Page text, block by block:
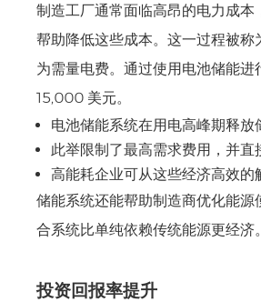
制造工厂通常面临高昂的电力成
帮助降低这些成本。这一过程被
为需量电费。通过使用电池储能
15,000 美元。
电池储能系统在用电高峰期释放
此举限制了最高需求费用，并直
高能耗企业可从这些经济高效的
储能系统还能帮助制造商优化能
合系统比单纯依赖传统能源更经济。
投资回报率提升